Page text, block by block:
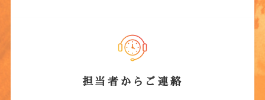
担当者からご連絡